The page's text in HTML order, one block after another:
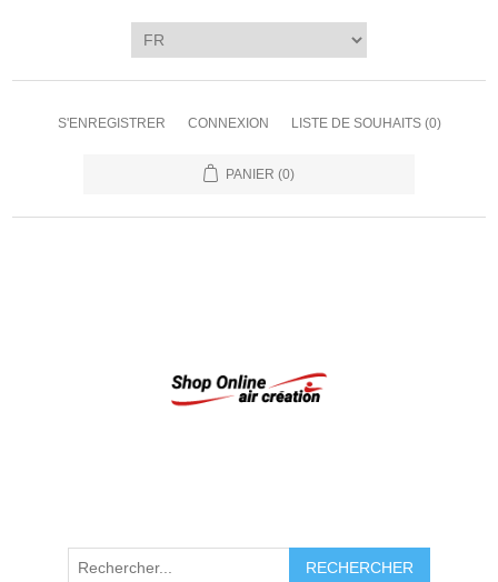
S'ENREGISTRER CONNEXION LISTE DE SOUHAITS (0)
PANIER (0)
RECHERCHER